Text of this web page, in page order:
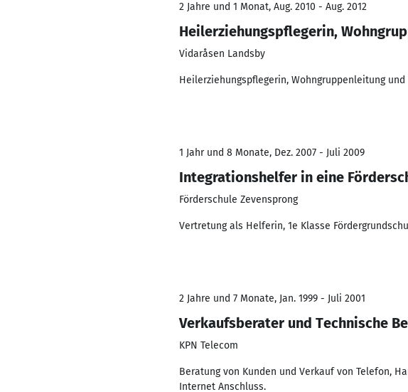
2 Jahre und 1 Monat, Aug. 2010 - Aug. 2012
Heilerziehungspflegerin,
Vidaråsen Landsby
Heilerziehungspflegerin, Wohngruppenleitung
1 Jahr und 8 Monate, Dez. 2007 - Juli 2009
Integrationshelfer in eine
Förderschule Zevensprong
Vertretung als Helferin, 1e Klasse
2 Jahre und 7 Monate, Jan. 1999 - Juli 2001
Verkaufsberater und Technische
KPN Telecom
Beratung von Kunden und Verkauf von Telefon,
Internet Anschluss.